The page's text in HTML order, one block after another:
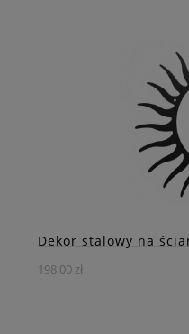
podróży, przygody i
Dekor stalowy na
198,00 zł